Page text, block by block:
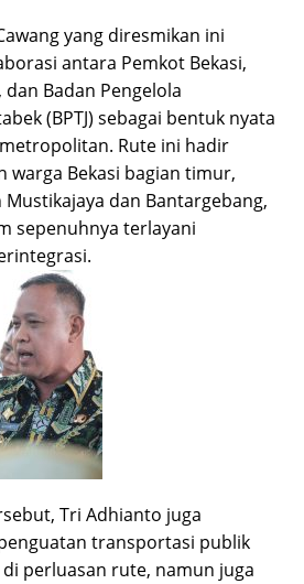
yang diresmikan ini
antara Pemkot Bekasi,
dan Badan Pengelola
(BPTJ) sebagai bentuk nyata
Rute ini hadir
warga Bekasi bagian timur,
dan Bantargebang,
sepenuhnya terlayani
Tri Adhianto juga
transportasi publik
perluasan rute, namun juga